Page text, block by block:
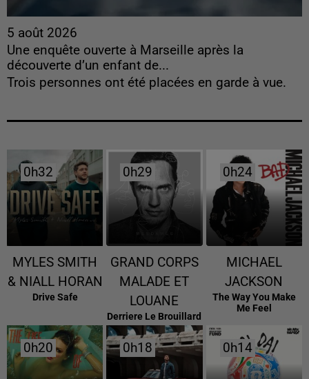
5 août 2026
Une enquête ouverte à Marseille après la
découverte d’un enfant de...
Trois personnes ont été placées en garde à vue.
0h32
0h32
MYLES SMITH
& NIALL HORAN
Drive Safe
0h29
0h29
GRAND CORPS
MALADE ET
LOUANE
Derriere Le Brouillard
0h24
0h24
MICHAEL
JACKSON
The Way You Make
Me Feel
0h20
0h20 0h18
0h18 0h14
0h14